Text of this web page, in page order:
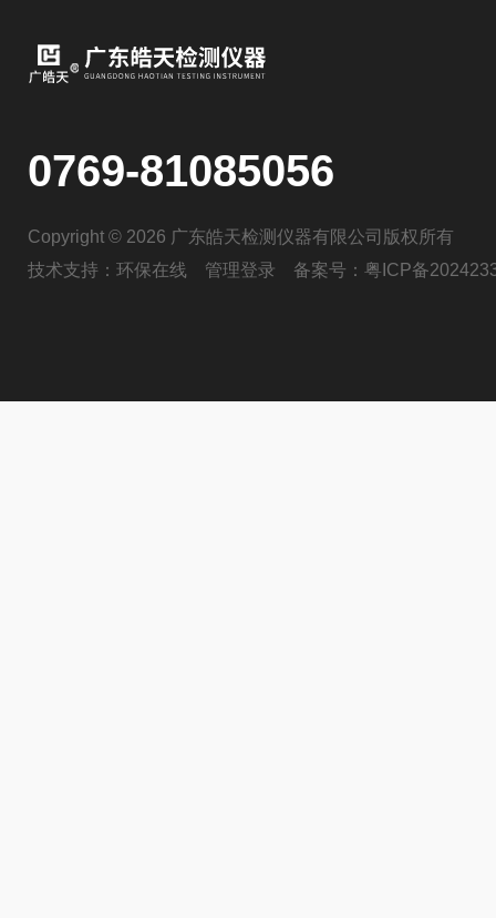
0769-81085056
Copyright © 2026 广东皓天检测仪器有限公司版权所有
技术支持： 环保在线 管理登录 备案号： 粤ICP备